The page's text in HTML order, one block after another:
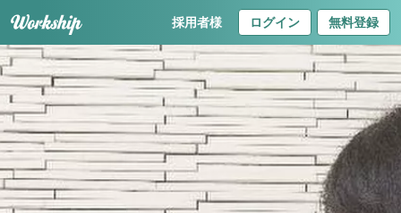
採用者様 ログイン 無料登録